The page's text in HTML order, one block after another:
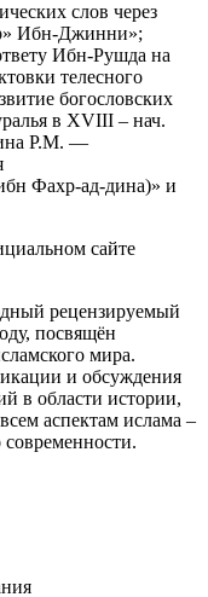
слов через
Ибн-Джинни»;
Ибн-Рушда на
телесного
богословских
в XVIII – нач.
Р.М. —
Фахр-ад-дина)» и
сайте
рецензируемый
посвящён
мира.
и обсуждения
в области истории,
аспектам ислама –